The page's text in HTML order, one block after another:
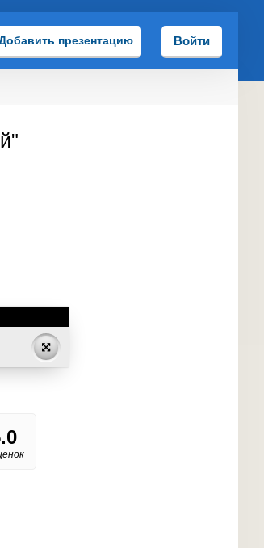
презентацию Войти